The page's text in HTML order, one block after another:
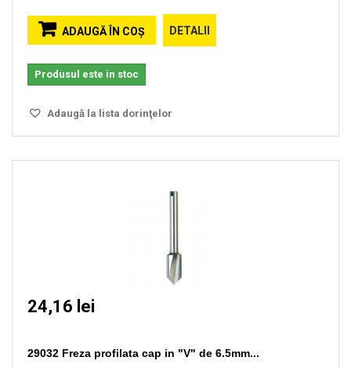
ADAUGĂ ÎN COŞ DETALII
Produsul este in stoc
Adaugă la lista dorinţelor
24,16 lei
29032 Freza profilata cap in "V" de 6.5mm...